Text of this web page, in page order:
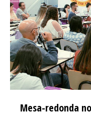
Mesa-redonda